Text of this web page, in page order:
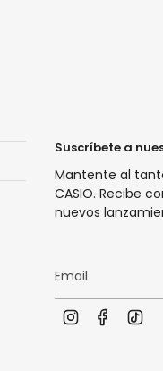
Suscríbete a
Mantente al
CASIO. Recibe
nuevos
I
T